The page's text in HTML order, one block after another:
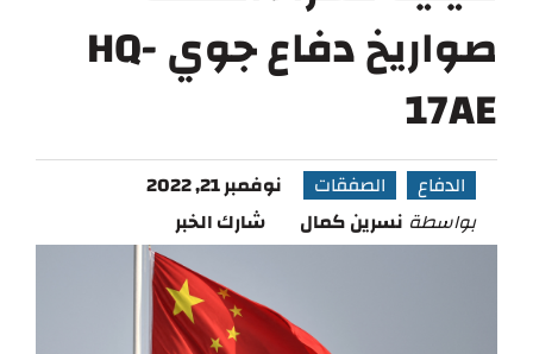
صواريخ دفاع جوي HQ-
17AE
الدفاع الصفقات
نوفمبر 21, 2022
بواسطة نسرين كمال شارك الخبر